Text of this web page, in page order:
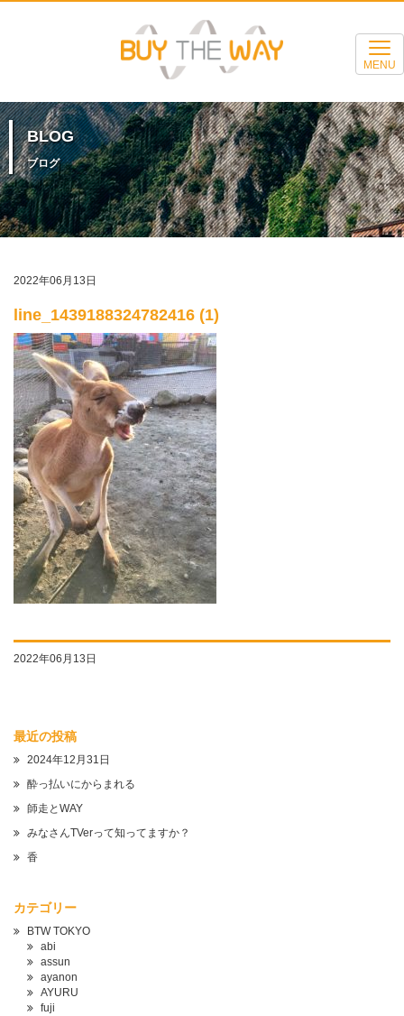
MENU
BLOG
ブログ
2022年06月13日
line_1439188324782416 (1)
2022年06月13日
最近の投稿
2024年12月31日
酔っ払いにからまれる
師走とWAY
みなさんTVerって知ってますか？
香
カテゴリー
BTW TOKYO
abi
assun
ayanon
AYURU
fuji